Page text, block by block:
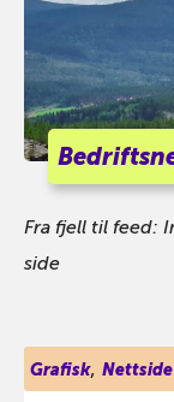
Fra fjell til feed:
side
Grafisk, Nettside